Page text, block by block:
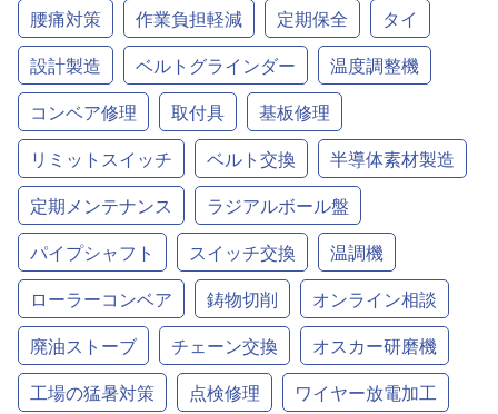
腰痛対策
作業負担軽減 定期保全
タイ
設計製造
ベルトグラインダー
温度調整機
コンベア修理
取付具
基板修理
リミットスイッチ
ベルト交換
半導体素材製造
定期メンテナンス
ラジアルボール盤
パイプシャフト
スイッチ交換
温調機
ローラーコンベア
鋳物切削
オンライン相談
廃油ストーブ
チェーン交換
オスカー研磨機
工場の猛暑対策
点検修理
ワイヤー放電加工